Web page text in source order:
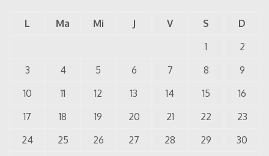
L Ma Mi J V S
D
1
2
3
4 5 6 7 8
9
10
11 12 13 14 15
16
17
18 19 20 21 22
23
24
25 26 27 28 29 30